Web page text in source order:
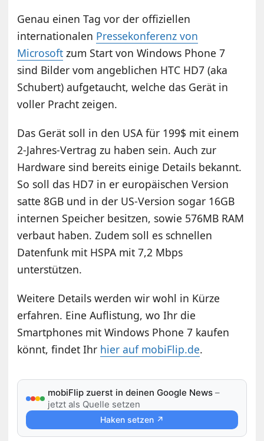
Genau einen Tag vor der offiziellen
internationalen Pressekonferenz von
Microsoft zum Start von Windows Phone 7
sind Bilder vom angeblichen HTC HD7 (aka
Schubert) aufgetaucht, welche das Gerät in
voller Pracht zeigen.
Das Gerät soll in den USA für 199$ mit einem
2-Jahres-Vertrag zu haben sein. Auch zur
Hardware sind bereits einige Details bekannt.
So soll das HD7 in er europäischen Version
satte 8GB und in der US-Version sogar 16GB
internen Speicher besitzen, sowie 576MB RAM
verbaut haben. Zudem soll es schnellen
Datenfunk mit HSPA mit 7,2 Mbps
unterstützen.
Weitere Details werden wir wohl in Kürze
erfahren. Eine Auflistung, wo Ihr die
Smartphones mit Windows Phone 7 kaufen
könnt, findet Ihr hier auf mobiFlip.de.
mobiFlip zuerst in deinen Google News –
jetzt als Quelle setzen
Haken setzen ↗